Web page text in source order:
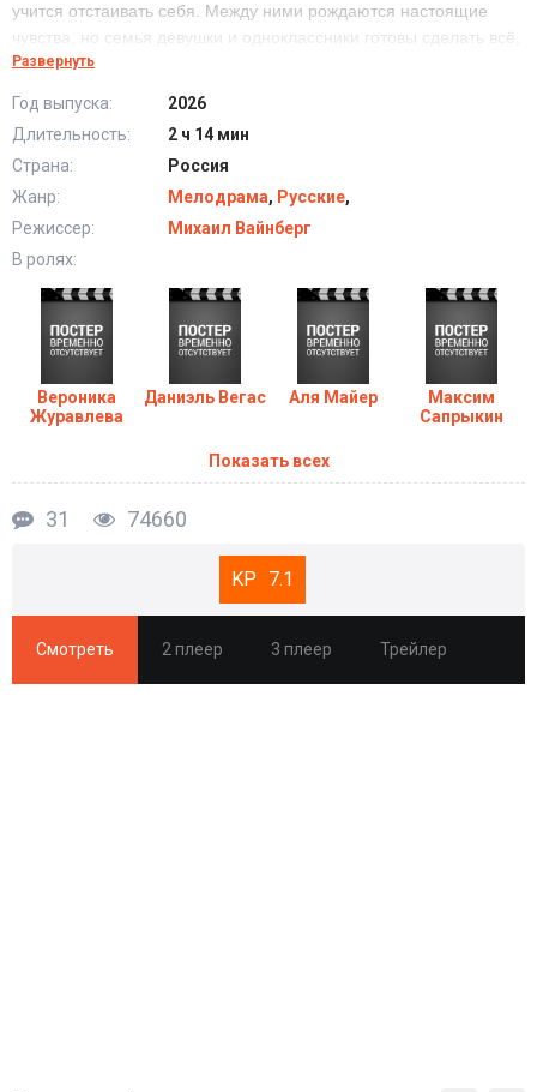
учится отстаивать себя. Между ними рождаются настоящие
чувства, но семья девушки и одноклассники готовы сделать всё,
чтобы разлучить их. И самый опасный удар может прийти от
Твое сердце будет разбито (2026) в хорошем
качестве HD
Развернуть
Год выпуска:
2026
Длительность:
2 ч 14 мин
Страна:
Россия
Жанр:
Мелодрама, Русские,
Режиссер:
Михаил Вайнберг
В ролях:
Вероника
Журавлева
Даниэль Вегас Аля Майер
Максим
Сапрыкин
Показать всех
31 74660
7.1
Смотреть 2 плеер 3 плеер Трейлер